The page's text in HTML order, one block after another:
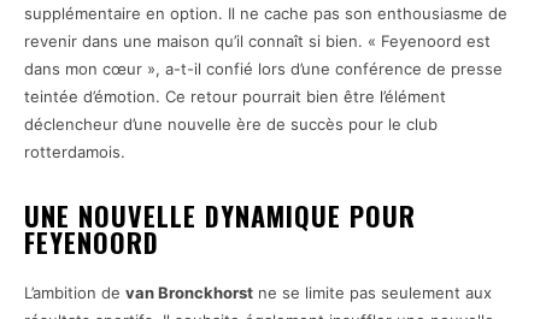
supplémentaire en option. Il ne cache pas son enthousiasme de
revenir dans une maison qu’il connaît si bien. « Feyenoord est
dans mon cœur », a-t-il confié lors d’une conférence de presse
teintée d’émotion. Ce retour pourrait bien être l’élément
déclencheur d’une nouvelle ère de succès pour le club
rotterdamois.
UNE NOUVELLE DYNAMIQUE POUR
FEYENOORD
L’ambition de van Bronckhorst ne se limite pas seulement aux